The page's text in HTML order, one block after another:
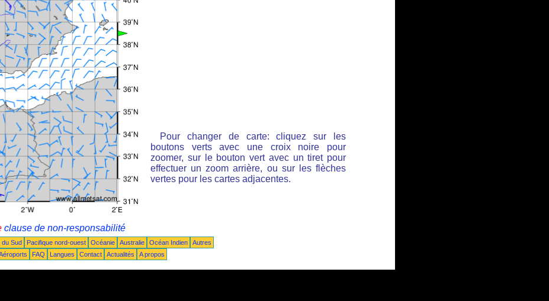
Pour changer de carte: cliquez sur les
boutons verts avec une croix noire pour
zoomer, sur le bouton vert avec un tiret pour
effectuer un zoom arrière, ou sur les flèches
vertes pour les cartes adjacentes.
clause de non-responsabilité
du Sud Pacifique nord-ouest Océanie Australie Océan Indien
Autres
FAQ Langues Contact Actualités A propos